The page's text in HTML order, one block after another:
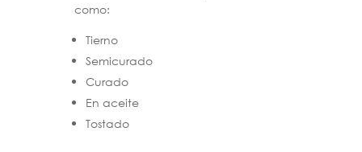
como:
Tierno
Semicurado
Curado
En aceite
Tostado